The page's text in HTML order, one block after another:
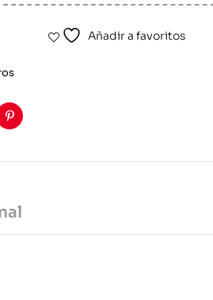
Añadir a favoritos
Pinterest